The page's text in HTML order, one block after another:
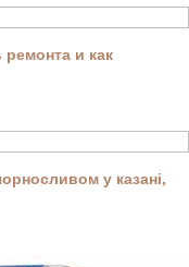
и как
у казані,